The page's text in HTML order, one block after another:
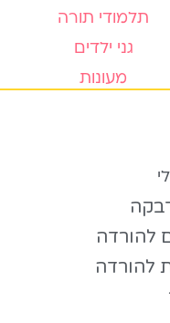
תלמודי תורה
גני ילדים
מעונות
להורדה
להורדה